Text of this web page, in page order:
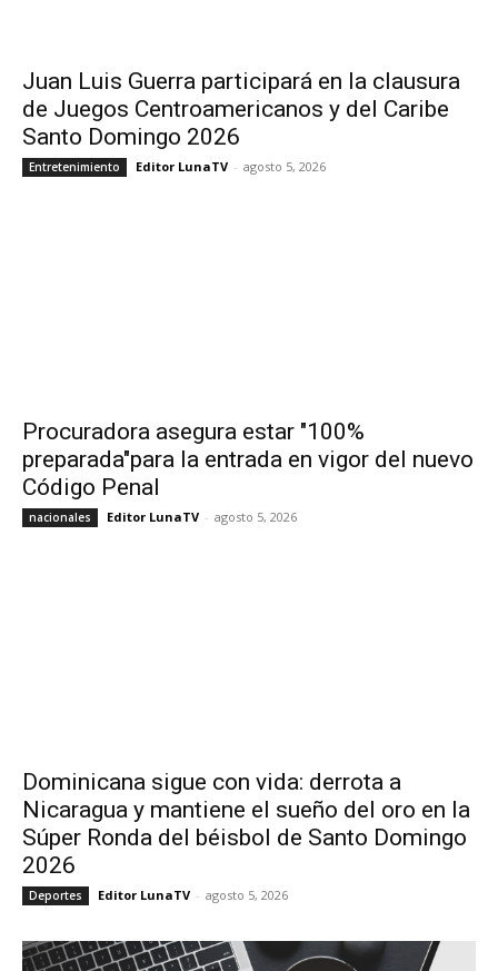
Juan Luis Guerra participará en la clausura
de Juegos Centroamericanos y del Caribe
Santo Domingo 2026
Entretenimiento Editor LunaTV - agosto 5, 2026
Procuradora asegura estar "100%
preparada"para la entrada en vigor del nuevo
Código Penal
nacionales Editor LunaTV - agosto 5, 2026
Dominicana sigue con vida: derrota a
Nicaragua y mantiene el sueño del oro en la
Súper Ronda del béisbol de Santo Domingo
2026
Deportes Editor LunaTV - agosto 5, 2026